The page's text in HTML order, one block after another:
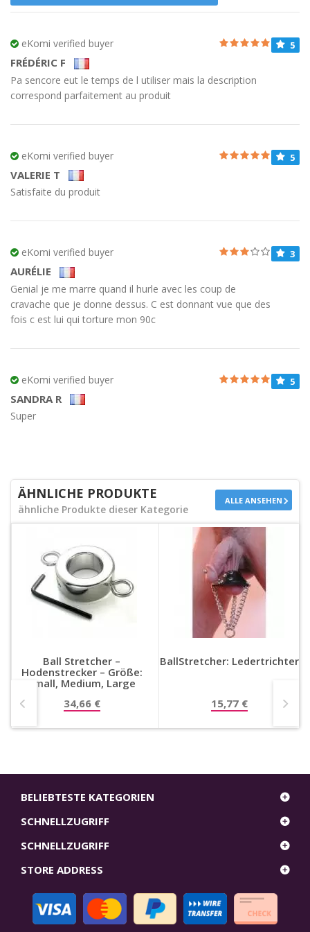
eKomi verified buyer
FRÉDÉRIC F
5
Pa sencore eut le temps de l utiliser mais la description
correspond parfaitement au produit
eKomi verified buyer
VALERIE T
5
Satisfaite du produit
eKomi verified buyer
AURÉLIE
3
Genial je me marre quand il hurle avec les coup de
cravache que je donne dessus. C est donnant vue que des
fois c est lui qui torture mon 90c
eKomi verified buyer
SANDRA R
5
Super
ÄHNLICHE PRODUKTE
ähnliche Produkte dieser Kategorie
ALLE ANSEHEN
Ball Stretcher –
Hodenstrecker – Größe:
Small, Medium, Large
34,66 €
BallStretcher: Ledertrichter
15,77 €
BELIEBTESTE KATEGORIEN
SCHNELLZUGRIFF
SCHNELLZUGRIFF
STORE ADDRESS